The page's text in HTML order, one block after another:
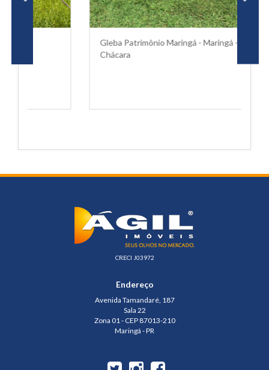
Gleba Patrimônio Maringá - Maringá - PR
CRECI J03972
Endereço
Avenida Tamandaré, 187
Sala 22
Zona 01 - CEP 87013-210
Maringá - PR